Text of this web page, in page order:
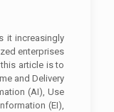
it increasingly
enterprises
article is to
and Delivery
(AI), Use
(EI),